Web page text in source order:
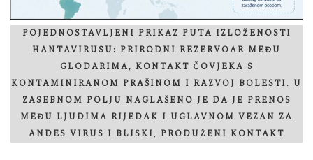
POJEDNOSTAVLJENI PRIKAZ PUTA IZLOŽENOSTI
HANTAVIRUSU: PRIRODNI REZERVOAR MEĐU
GLODARIMA, KONTAKT ČOVJEKA S
KONTAMINIRANOM PRAŠINOM I RAZVOJ BOLESTI. U
ZASEBNOM POLJU NAGLAŠENO JE DA JE PRENOS
MEĐU LJUDIMA RIJEDAK I UGLAVNOM VEZAN ZA
ANDES VIRUS I BLISKI, PRODUŽENI KONTAKT